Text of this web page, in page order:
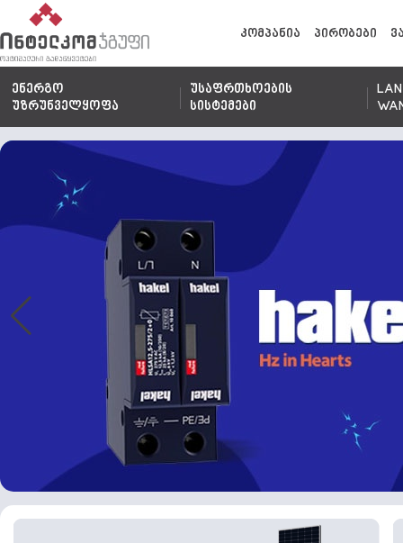
კომპანია პირობები
ენერგო
უზრუნველყოფა
უსაფრთხოების
სისტემები